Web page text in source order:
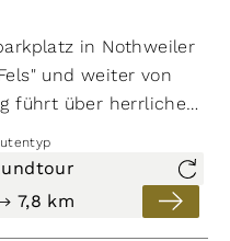
in Nothweiler
und weiter von
führt über herrliche
Aussichten. Die Tour
Wegelnburg
Danach führt der
7,8 km